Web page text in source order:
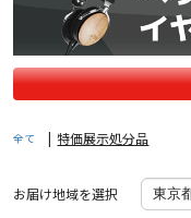
全て | 特価展示処分品
お届け地域を選択